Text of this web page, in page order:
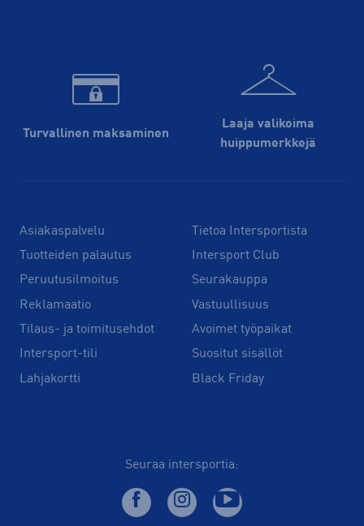
Turvallinen maksaminen
Laaja valikoima
huippu­merkkejä
Asiakaspalvelu
Tuotteiden palautus
Peruutusilmoitus
Reklamaatio
Tilaus- ja toimitusehdot
Intersport-tili
Lahjakortti
Tietoa Intersportista
Intersport Club
Seurakauppa
Vastuullisuus
Avoimet työpaikat
Suositut sisällöt
Black Friday
Seuraa intersportia: